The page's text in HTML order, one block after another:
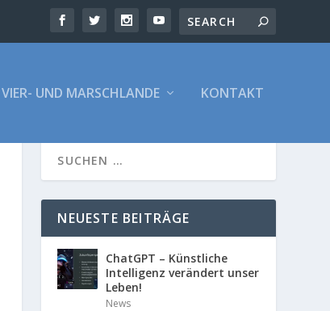
VIER- UND MARSCHLANDE KONTAKT
NEUESTE BEITRÄGE
ChatGPT – Künstliche
Intelligenz verändert unser
Leben!
News